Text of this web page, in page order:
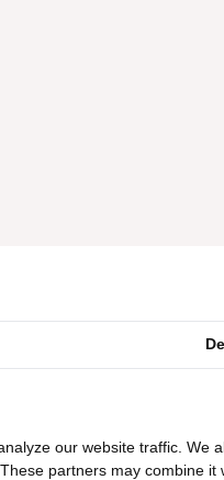
vraag?
ma - vr 10:00 tot 17:00
our website traffic. We
partners may combine it